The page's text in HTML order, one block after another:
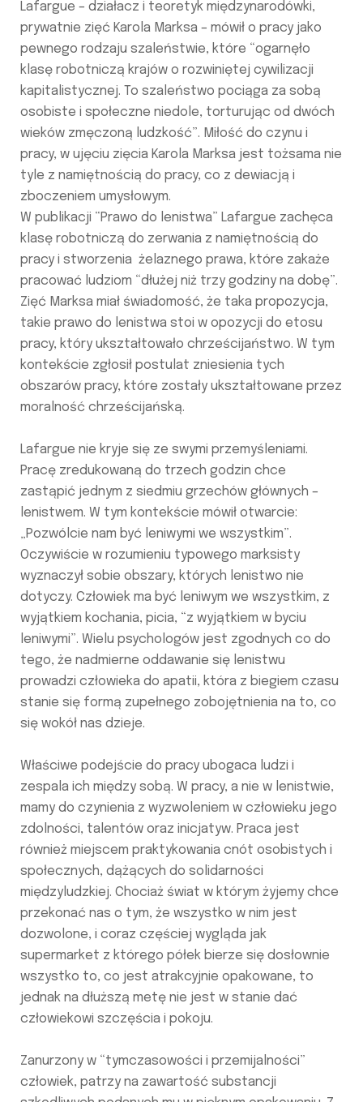
Lafargue – działacz i teoretyk międzynarodówki,
prywatnie zięć Karola Marksa – mówił o pracy jako
pewnego rodzaju szaleństwie, które “ogarnęło
klasę robotniczą krajów o rozwiniętej cywilizacji
kapitalistycznej. To szaleństwo pociąga za sobą
osobiste i społeczne niedole, torturując od dwóch
wieków zmęczoną ludzkość”. Miłość do czynu i
pracy, w ujęciu zięcia Karola Marksa jest tożsama nie
tyle z namiętnością do pracy, co z dewiacją i
zboczeniem umysłowym.
W publikacji “Prawo do lenistwa” Lafargue zachęca
klasę robotniczą do zerwania z namiętnością do
pracy i stworzenia żelaznego prawa, które zakaże
pracować ludziom “dłużej niż trzy godziny na dobę”.
Zięć Marksa miał świadomość, że taka propozycja,
takie prawo do lenistwa stoi w opozycji do etosu
pracy, który ukształtowało chrześcijaństwo. W tym
kontekście zgłosił postulat zniesienia tych
obszarów pracy, które zostały ukształtowane przez
moralność chrześcijańską.
Lafargue nie kryje się ze swymi przemyśleniami.
Pracę zredukowaną do trzech godzin chce
zastąpić jednym z siedmiu grzechów głównych –
lenistwem. W tym kontekście mówił otwarcie:
„Pozwólcie nam być leniwymi we wszystkim”.
Oczywiście w rozumieniu typowego marksisty
wyznaczył sobie obszary, których lenistwo nie
dotyczy. Człowiek ma być leniwym we wszystkim, z
wyjątkiem kochania, picia, “z wyjątkiem w byciu
leniwymi”. Wielu psychologów jest zgodnych co do
tego, że nadmierne oddawanie się lenistwu
prowadzi człowieka do apatii, która z biegiem czasu
stanie się formą zupełnego zobojętnienia na to, co
się wokół nas dzieje.
Właściwe podejście do pracy ubogaca ludzi i
zespala ich między sobą. W pracy, a nie w lenistwie,
mamy do czynienia z wyzwoleniem w człowieku jego
zdolności, talentów oraz inicjatyw. Praca jest
również miejscem praktykowania cnót osobistych i
społecznych, dążących do solidarności
międzyludzkiej. Chociaż świat w którym żyjemy chce
przekonać nas o tym, że wszystko w nim jest
dozwolone, i coraz częściej wygląda jak
supermarket z którego półek bierze się dosłownie
wszystko to, co jest atrakcyjnie opakowane, to
jednak na dłuższą metę nie jest w stanie dać
człowiekowi szczęścia i pokoju.
Zanurzony w “tymczasowości i przemijalności”
człowiek, patrzy na zawartość substancji